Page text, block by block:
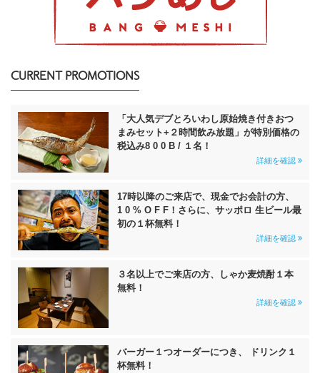
CURRENT PROMOTIONS
「大人気デブとろいわし原始焼き付きおつ
まみセット+２時間飲み放題」が特別価格の
税込み8 0 0 B / １名！
詳細を確認
17時以降のご来店で、現金でお会計の方、
1 0 % O F F！さらに、サッポロ 生ビール最
初の１杯無料！
詳細を確認
３名以上でご来店の方、しゃか麦焼酎１本
無料！
詳細を確認
バーガー１つオーダーにつき、 ドリンク１
杯無料！